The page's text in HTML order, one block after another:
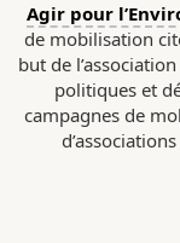
Agir pour
de mobilisation
but de
politiques et
campagnes de